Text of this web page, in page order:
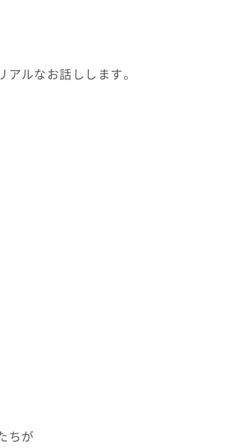
ルなお話しします。
ちが